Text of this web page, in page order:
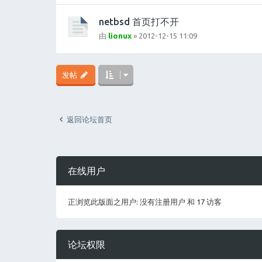
netbsd 首页打不开
由 lionux » 2012-12-15 11:09
发帖
返回论坛首页
在线用户
正浏览此版面之用户: 没有注册用户 和 17 访客
论坛权限